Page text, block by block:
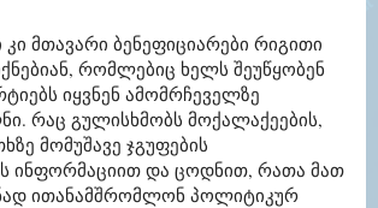
მთავარი ბენეფიციარები რიგითი
რომლებიც ხელს შეუწყობენ
იყვნენ ამომრჩეველზე
რაც გულისხმობს მოქალაქეების,
მომუშავე ჯგუფების
ინფორმაციით და ცოდნით, რათა მათ
ითანამშრომლონ პოლიტიკურ